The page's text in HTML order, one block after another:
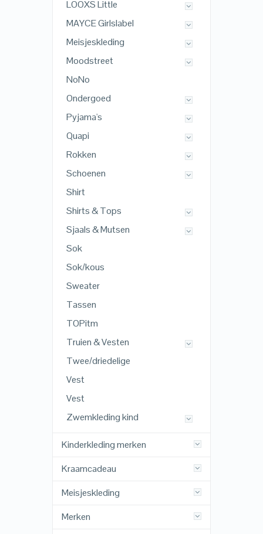
LOOXS Little
MAYCE Girlslabel
Meisjeskleding
Moodstreet
NoNo
Ondergoed
Pyjama's
Quapi
Rokken
Schoenen
Shirt
Shirts & Tops
Sjaals & Mutsen
Sok
Sok/kous
Sweater
Tassen
TOPitm
Truien & Vesten
Twee/driedelige
Vest
Vest
Zwemkleding kind
Kinderkleding merken
Kraamcadeau
Meisjeskleding
Merken